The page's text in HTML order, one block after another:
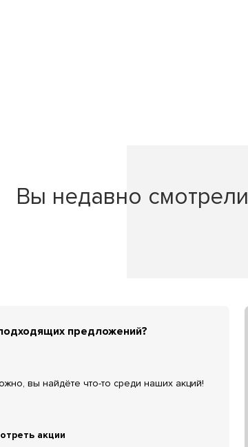
Вы недавно смотрели
предложений?
вы найдёте что-то среди наших акций!
акции